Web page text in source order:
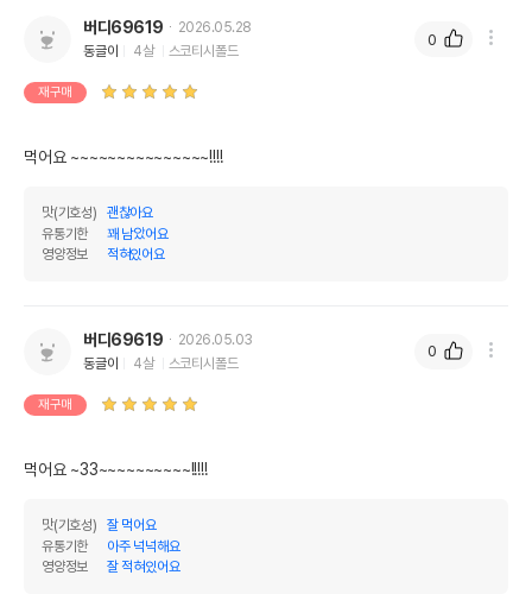
버디69619
2026.05.28
동글이
4살 스코티시폴드
재구매
먹어요 ~~~~~~~~~~~~~~~!!!!
맛(기호성)
괜찮아요
유통기한
꽤 남았어요
영양정보
적혀있어요
0
버디69619
2026.05.03
동글이
4살 스코티시폴드
재구매
먹어요 ~33~~~~~~~~~~!!!!!
맛(기호성)
잘 먹어요
유통기한
아주 넉넉해요
영양정보
잘 적혀있어요
0